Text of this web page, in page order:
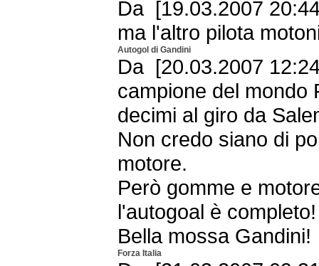
Da [19.03.2007
ma l'altro pilota
Autogol di Gandini
Da [20.03.2007
campione del mondo
decimi al giro da
Non credo siano di
motore.
Però gomme e
l'autogoal è
Bella mossa Gandini!
Forza Italia